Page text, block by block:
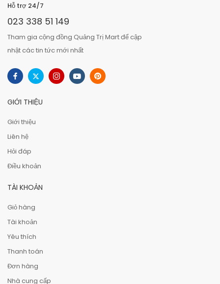
Hỗ trợ 24/7
023 338 51 149
Tham gia cộng đồng Quảng Trị Mart để cập
nhật các tin tức mới nhất
GIỚI THIỆU
Giới thiệu
Liên hệ
Hỏi đáp
Điều khoản
TÀI KHOẢN
Giỏ hàng
Tài khoản
Yêu thích
Thanh toán
Đơn hàng
Nhà cung cấp